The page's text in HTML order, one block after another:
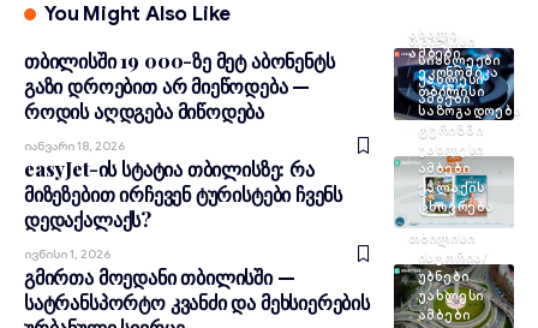
You Might Also Like
ᲗᲑᲘᲚᲘᲡᲘ
ᲡᲘᲐᲮᲚᲔᲔᲑᲘ
ᲣᲐᲮᲚᲔᲡᲘ
ᲐᲛᲑᲔᲑᲘ
თბილისში 19 000-ზე მეტ აბონენტს
გაზი დროებით არ მიეწოდება —
როდის აღდგება მიწოდება
Იანვარი 18, 2026
ᲐᲮᲐᲚᲘ
ᲐᲛᲑᲔᲑᲘ
ᲔᲙᲝᲜᲝᲛᲘᲙᲐ
ᲗᲑᲘᲚᲘᲡᲘ
ᲡᲐᲖᲝᲒᲐᲓᲝᲔᲑᲐ
ᲢᲣᲠᲘᲖᲛᲘ
ᲣᲐᲮᲚᲔᲡᲘ
ᲐᲛᲑᲔᲑᲘ
ᲥᲐᲚᲐᲥᲘᲡ
ᲪᲮᲝᲕᲠᲔᲑᲐ
easyJet-ის სტატია თბილისზე: რა
მიზეზებით ირჩევენ ტურისტები ჩვენს
დედაქალაქს?
Ივნისი 1, 2026
ᲗᲑᲘᲚᲘᲡᲘ
ᲘᲡᲢᲝᲠᲘᲐ/
ᲣᲑᲜᲔᲑᲘ
ᲣᲐᲮᲚᲔᲡᲘ
ᲐᲛᲑᲔᲑᲘ
გმირთა მოედანი თბილისში —
სატრანსპორტო კვანძი და მეხსიერების